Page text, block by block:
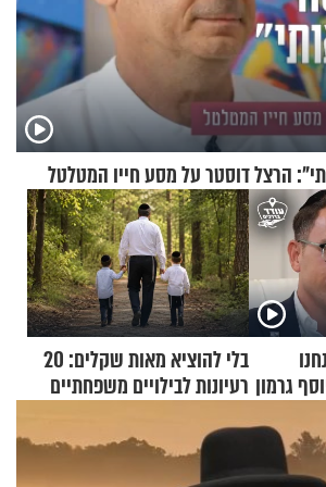
הרצל דוסטר על מסע חייו המטלטל
גרמון
בלי להוציא מאות שקלים: 20
רעיונות לבילויים משפחתיים